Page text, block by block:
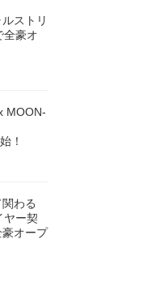
ストリ
全豪オ
MOON-
！
わる
ヤー契
オープ